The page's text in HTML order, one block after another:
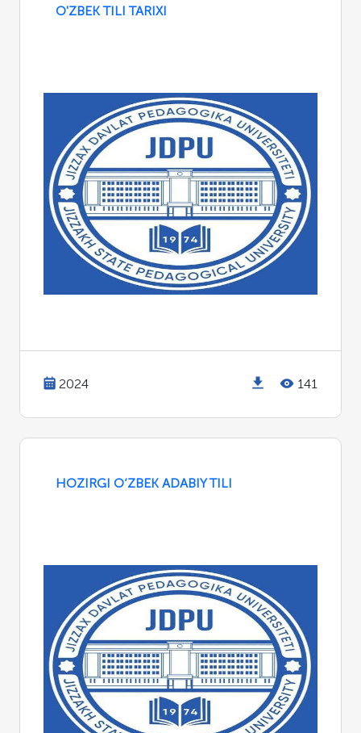
O'ZBEK TILI TARIXI
2024 141
HOZIRGI O‘ZBEK ADABIY TILI